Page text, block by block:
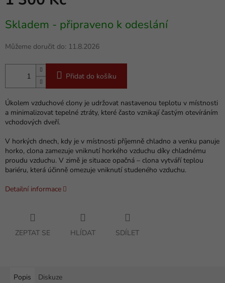
cena:
Skladem - připraveno k odeslání
Můžeme doručit do: 11.8.2026
Přidat do košíku
Úkolem vzduchové clony je udržovat nastavenou teplotu v místnosti
a minimalizovat tepelné ztráty, které často vznikají častým otevíráním
vchodových dveří.
V horkých dnech, kdy je v místnosti příjemně chladno a venku panuje
horko, clona zamezuje vniknutí horkého vzduchu díky chladnému
proudu vzduchu. V zimě je situace opačná – clona vytváří teplou
bariéru, která účinně omezuje vniknutí studeného vzduchu.
Detailní informace
ZEPTAT SE HLÍDAT SDÍLET
Popis Diskuze